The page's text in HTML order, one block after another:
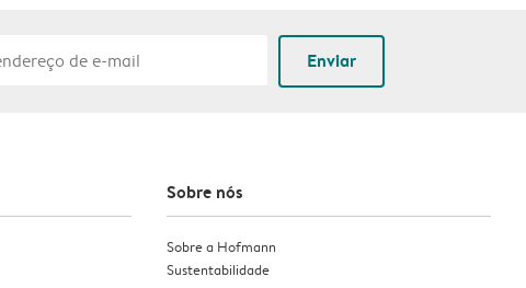
Enviar
Sobre nós
Sobre a Hofmann
Sustentabilidade